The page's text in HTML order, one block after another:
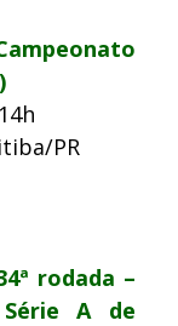
PR
rodada –
A de